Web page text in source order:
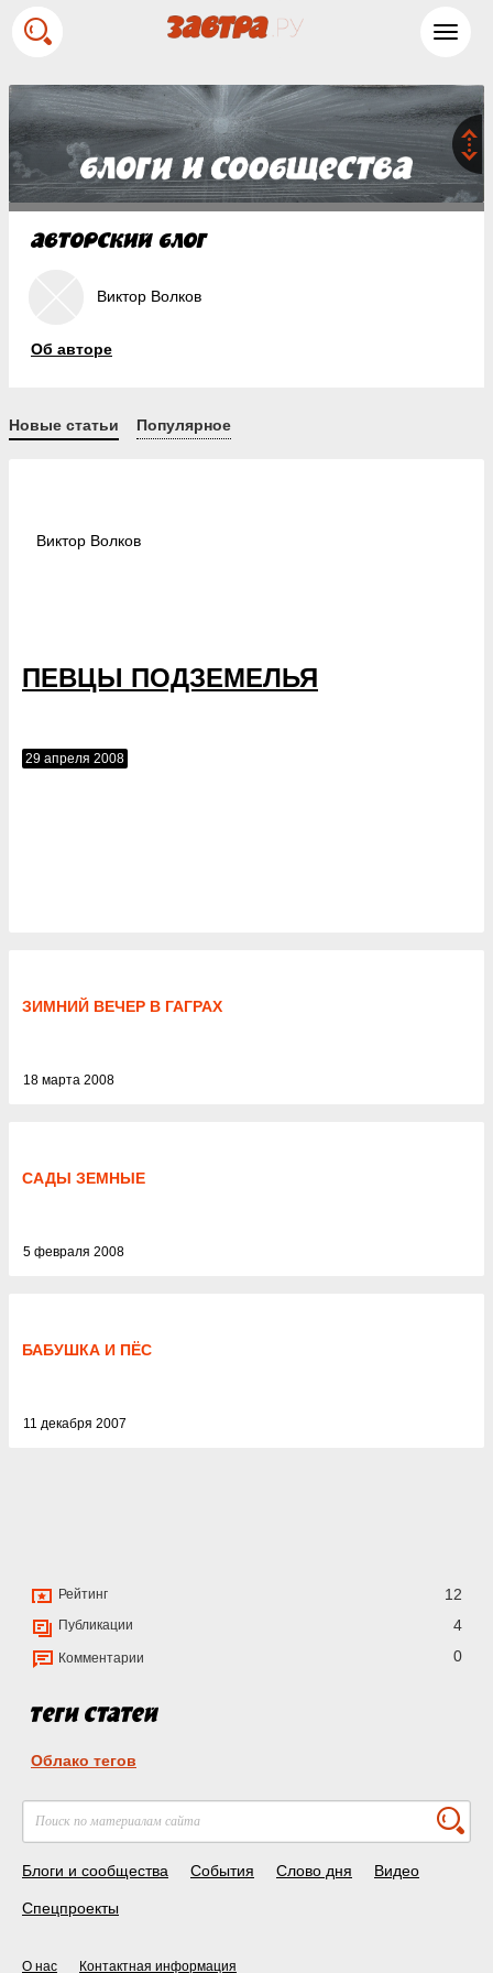
Виктор Волков
Об авторе
Новые статьи Популярное
Виктор Волков
ПЕВЦЫ ПОДЗЕМЕЛЬЯ
29 апреля 2008
ЗИМНИЙ ВЕЧЕР В ГАГРАХ
18 марта 2008
САДЫ ЗЕМНЫЕ
5 февраля 2008
БАБУШКА И ПЁС
11 декабря 2007
Рейтинг 12
Публикации 4
Комментарии 0
Облако тегов
Блоги и сообщества События Слово дня Видео
Спецпроекты
О нас Контактная информация